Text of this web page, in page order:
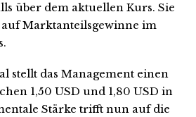
über dem aktuellen Kurs. Sie
Marktanteilsgewinne im
stellt das Management einen
1,50 USD und 1,80 USD in
Stärke trifft nun auf die